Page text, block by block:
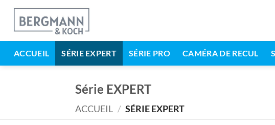
Aller
contenu
ACCUEIL SÉRIE EXPERT SÉRIE PRO CAMÉRA DE RECUL
Série EXPERT
ACCUEIL / SÉRIE EXPERT